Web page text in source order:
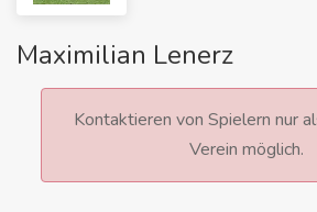
Maximilian Lenerz
Kontaktieren von Spielern nur
Verein möglich.